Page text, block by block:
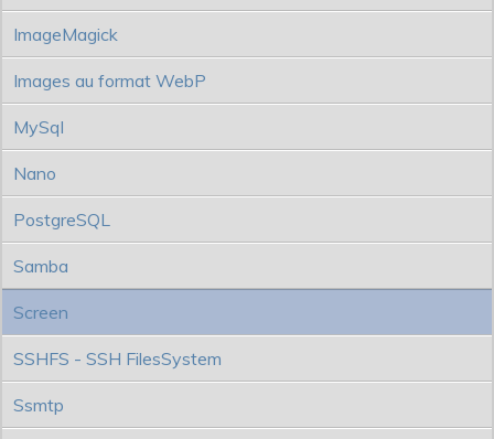
ImageMagick
Images au format WebP
MySql
Nano
PostgreSQL
Samba
Screen
SSHFS - SSH FilesSystem
Ssmtp